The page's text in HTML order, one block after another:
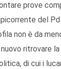
prove
del
non è da
ritrovare
di cui i